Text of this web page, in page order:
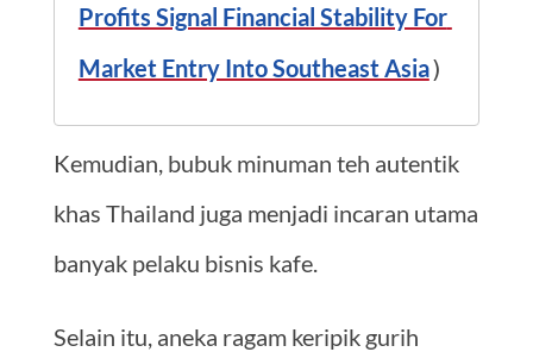
Profits Signal Financial Stability For
Market Entry Into Southeast Asia)
Kemudian, bubuk minuman teh autentik
khas Thailand juga menjadi incaran utama
banyak pelaku bisnis kafe.
Selain itu, aneka ragam keripik gurih